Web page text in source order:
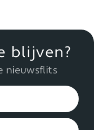
blijven?
nieuwsflits